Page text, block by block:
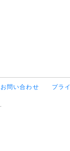
お問い合わせ プラ